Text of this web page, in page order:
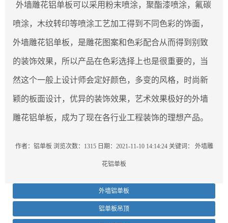
外墙雕花铝单板可以采用粉末喷涂，聚酯漆喷涂，氟碳
喷涂，木纹转印等喷涂工艺加工得到不同色彩的饰面，
外墙雕花铝单板，是雕花图案和色彩配合从而得到别致
的装饰效果，所以产品在色彩选择上也是很重要的，当
然这个一般上设计师会定好颜色，多变的风格，时尚新
颖的板面设计，优异的装饰效果，艺术效果极好的外墙
雕花铝单板，成为了现在各行业工程装饰的理想产品。
作者：铝单板 浏览次数：1315 日期：2021-11-10 14:14:24 关键词： 外墙雕
花铝单板
外墙铝单板
铝单板吊顶